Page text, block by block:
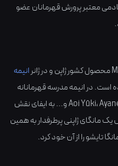
معتبر پرورش قهرمانان عضو
ژاپنو در ژانرانیمه
در انیمه مدرسه قهرمانانه
Aoi Yûki،
و... به ایفای نقش
یک مانگای ژاپنی پرطرفدار به همین